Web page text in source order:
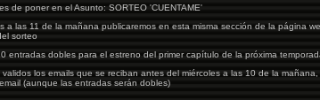
de poner en el Asunto: SORTEO 'CUENTAME'
a las 11 de la mañana publicaremos en esta misma sección de la página
sorteo
entradas dobles para el estreno del primer capítulo de la próxima
validos los emails que se reciban antes del miércoles a las 10 de la
(aunque las entradas serán dobles)